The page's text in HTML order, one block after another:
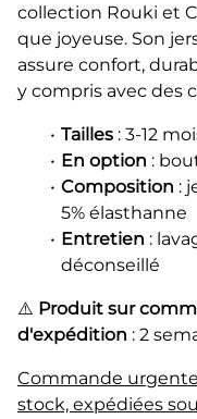
collection Rouki et
que joyeuse. Son
assure confort,
y compris avec des
Tailles : 3-12
En option :
Composition :
5% élasthanne
Entretien :
déconseillé
⚠️ Produit sur
d'expédition : 2
Commande
stock, expédiées